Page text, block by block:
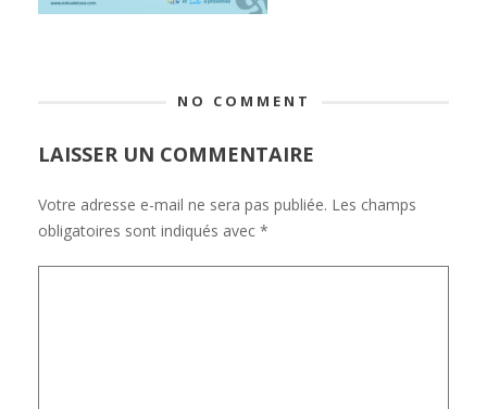
NO COMMENT
LAISSER UN COMMENTAIRE
Votre adresse e-mail ne sera pas publiée. Les champs
obligatoires sont indiqués avec *